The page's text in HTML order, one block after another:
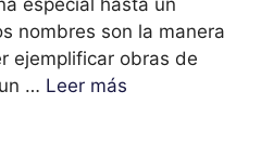
nombres son la manera
ejemplificar obras de
… Leer más